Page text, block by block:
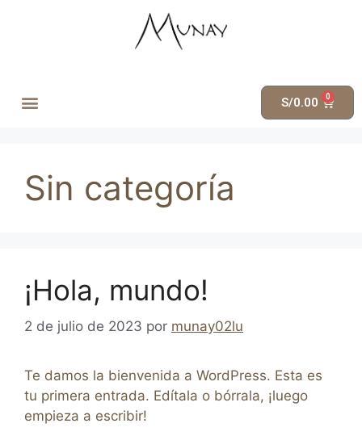
S/0.00 0
Sin categoría
¡Hola, mundo!
2 de julio de 2023 por munay02lu
Te damos la bienvenida a WordPress. Esta es
tu primera entrada. Edítala o bórrala, ¡luego
empieza a escribir!